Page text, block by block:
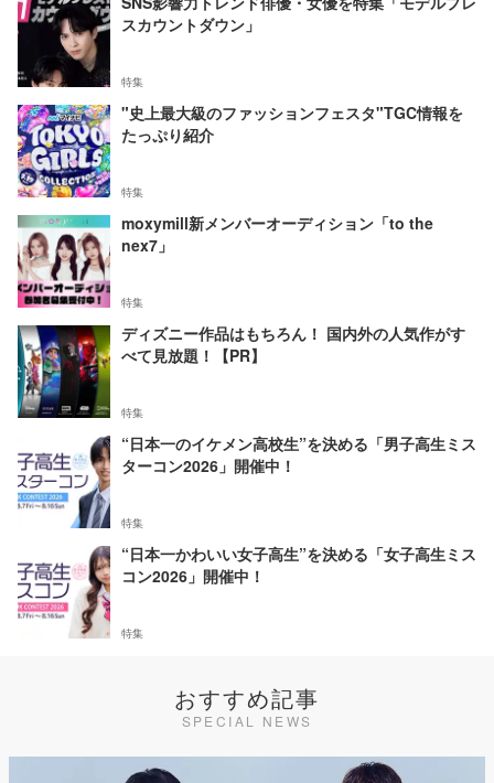
スカウントダウン」
特集
"史上最大級のファッションフェスタ"TGC情報を
たっぷり紹介
特集
moxymill新メンバーオーディション「to the
nex7」
特集
ディズニー作品はもちろん！ 国内外の人気作がす
べて見放題！【PR】
特集
“日本一のイケメン高校生”を決める「男子高生ミス
ターコン2026」開催中！
特集
“日本一かわいい女子高生”を決める「女子高生ミス
コン2026」開催中！
特集
おすすめ記事
SPECIAL NEWS